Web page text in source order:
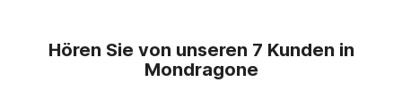
Hören Sie von unseren 7 Kunden in
Mondragone